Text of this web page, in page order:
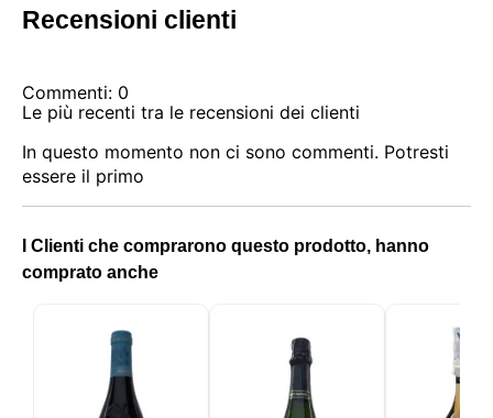
Recensioni clienti
Commenti: 0
Le più recenti tra le recensioni dei clienti
In questo momento non ci sono commenti. Potresti
essere il primo
I Clienti che comprarono questo prodotto, hanno
comprato anche
necessari. Puoi personalizzare la tua scelta e
selezionare i cookie che ci permetti di utilizzare nella